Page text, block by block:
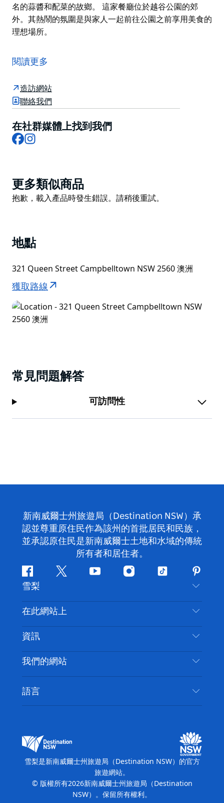
名的蒜醬和配菜的故鄉。 這家餐廳位於越谷公園的郊
外。其熱鬧的氛圍是與家人一起前往公園之前享用美食的
理想場所。
名的蒜醬和配菜的故鄉。
起前往公園之前享用美食的理想場所。
閱讀更多
造訪網站
聯絡我們
在社群媒體上找到我們
Facebook
Product
List
更多類似商品
Product
抱歉，載入產品時發生錯誤。請稍後重試。
地點
321 Queen Street Campbelltown NSW 2560 澳洲
獲取路線
常見問題解答
可訪問性
新南威爾士州旅遊局（Destination NSW）承
認並尊重原住民作為該州的首批居民和民族，
並承認原住民是新南威爾士土地和水域的傳統
所有者和居住者。
Facebook嘰
喳
喳
Youtube Instagram
抖
雪梨
聯絡我們
免責聲明
隱私
Cookie 通知
在此網站上
目的地
要做的事情
新南威爾士州公路旅行
活動
住宿
資訊
旅行資訊
無障礙雪梨
列出您的業務
我們的網站
新南威爾士州旅遊局（Destination NSW）媒體中
心
繽紛雪梨燈光音樂節
語言
雪梨是新南威爾士州旅遊局（Destination NSW）的官方
旅遊網站。
© 版權所有2026新南威爾士州旅遊局（Destination
NSW）。保留所有權利。